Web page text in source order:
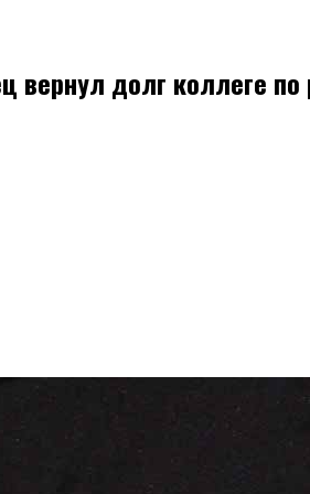
вернул долг коллеге по